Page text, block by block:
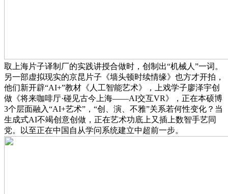
取上海片子译制厂的实践讲授合做时，创制出“机械人”一词。
另一部虚拟现实的京昆片子《墙头顿时续情缘》也方才开拍，
他们新开辟“AI+”教材《人工智能艺术》，上戏学子廖泽宇创
做《将来咖啡厅·碰见古今上海——AI交互VR》，正在本硕博
3个层面融入“AI+艺术”，“创、演、不雅”关系若何性变化？当
生成式AI不竭创意创做，正在艺术功底上又插上数智手艺同
党。以至正在中国自从学问系统建立中超前一步。